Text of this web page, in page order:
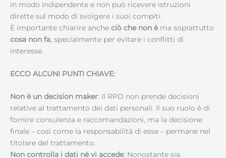
in modo indipendente e non può ricevere istruzioni
dirette sul modo di svolgere i suoi compiti.
È importante chiarire anche ciò che non èma soprattutto
cosa non fa, specialmente per evitare i conflitti di
interesse.
ECCO ALCUNI PUNTI CHIAVE:
Non è un decision maker: Il RPD non prende decisioni
relative al trattamento dei dati personali. Il suo ruolo è di
fornire consulenza e raccomandazioni, ma la decisione
finale – così come la responsabilità di esse – permane nel
titolare del trattamento.
Non controlla i dati né vi accede: Nonostante sia